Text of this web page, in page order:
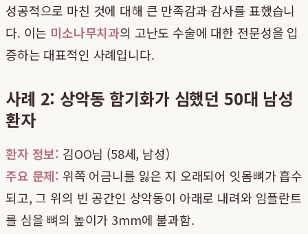
성공적으로 마친 것에 대해 큰 만족감과 감사를 표했습니
다. 이는 미소나무치과의 고난도 수술에 대한 전문성을 입
증하는 대표적인 사례입니다.
사례 2: 상악동 함기화가 심했던 50대 남성
환자
환자 정보: 김OO님 (58세, 남성)
주요 문제: 위쪽 어금니를 잃은 지 오래되어 잇몸뼈가 흡수
되고, 그 위의 빈 공간인 상악동이 아래로 내려와 임플란트
를 심을 뼈의 높이가 3mm에 불과함.